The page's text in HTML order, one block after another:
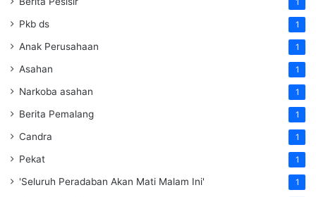
1
Pkb ds 1
Anak Perusahaan 1
Asahan 1
Narkoba asahan 1
Berita Pemalang 1
Candra 1
Pekat 1
'Seluruh Peradaban Akan Mati Malam Ini' 1